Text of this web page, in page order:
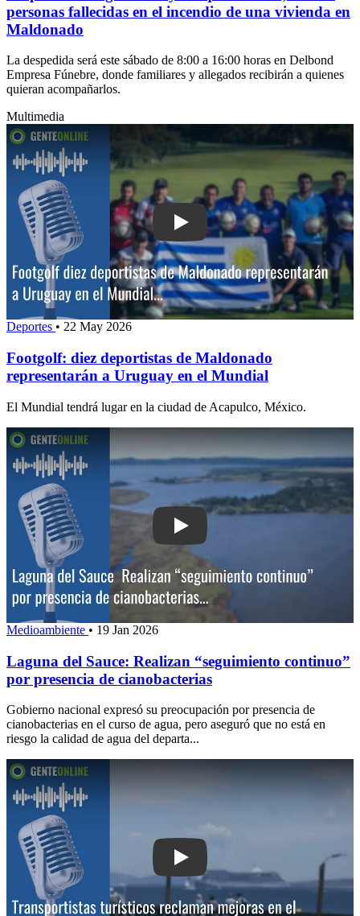
personas fallecidas en el incendio de una vivienda en
Maldonado
La despedida será este sábado de 8:00 a 16:00 horas en Delbond
Empresa Fúnebre, donde familiares y allegados recibirán a quienes
quieran acompañarlos.
Multimedia
Play: Footgolf: diez deportistas de
Deportes • 22 May 2026
Footgolf: diez deportistas de Maldonado
representarán a Uruguay en el Mundial
El Mundial tendrá lugar en la ciudad de Acapulco, México.
Medioambiente • 19 Jan 2026
Laguna del Sauce: Realizan “seguimiento continuo”
por presencia de cianobacterias
Gobierno nacional expresó su preocupación por presencia de
cianobacterias en el curso de agua, pero aseguró que no está en
riesgo la calidad de agua del departa...
Play: Transportistas turísticos